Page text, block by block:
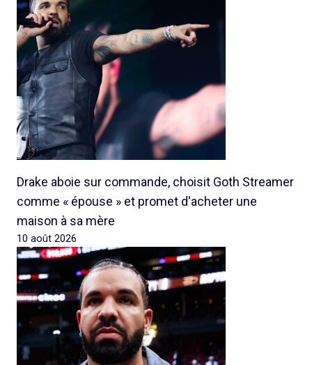
Drake aboie sur commande, choisit Goth Streamer
comme « épouse » et promet d'acheter une
maison à sa mère
10 août 2026